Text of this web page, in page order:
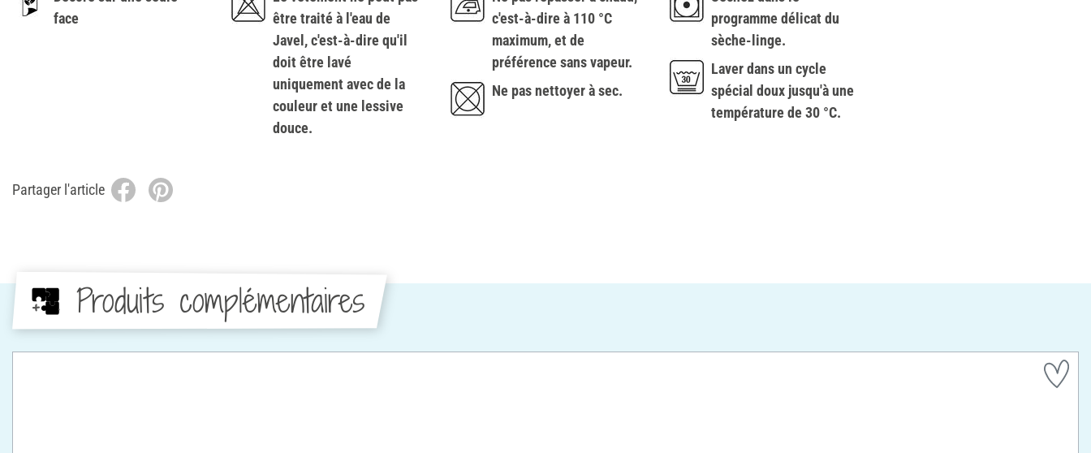
face
être traité à l'eau de
Javel, c'est-à-dire qu'il
doit être lavé
uniquement avec de la
couleur et une lessive
douce.
c'est-à-dire à 110 °C
maximum, et de
préférence sans vapeur.
Ne pas nettoyer à sec.
programme délicat du
sèche-linge.
Laver dans un cycle
spécial doux jusqu'à une
température de 30 °C.
Partager l'article
Produits complémentaires